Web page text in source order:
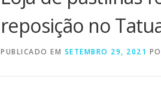
reposição no
PUBLICADO EM SETEMBRO 29, 2021